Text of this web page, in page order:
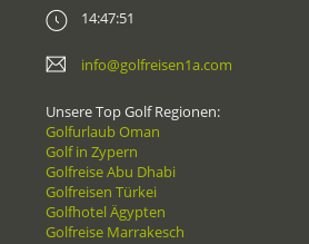
14:47:51
info@golfreisen1a.com
Unsere Top Golf Regionen:
Golfurlaub Oman
Golf in Zypern
Golfreise Abu Dhabi
Golfreisen Türkei
Golfhotel Ägypten
Golfreise Marrakesch